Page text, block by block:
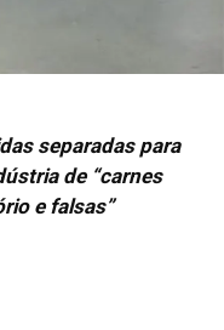
separadas para
de “carnes
e falsas”